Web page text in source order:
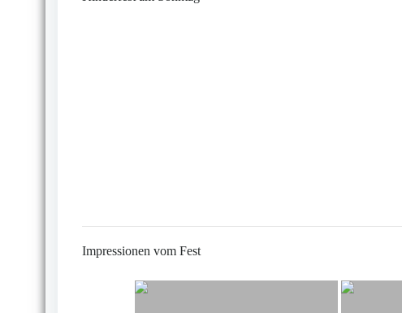
Impressionen vom Fest